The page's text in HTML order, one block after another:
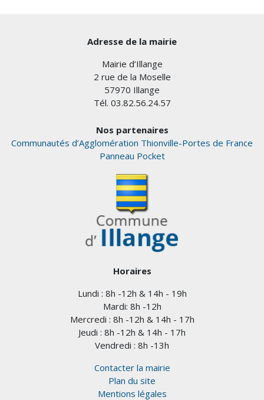
Adresse de la mairie
Mairie d’Illange
2 rue de la Moselle
57970 Illange
Tél. 03.82.56.24.57
Nos partenaires
Communautés d’Agglomération Thionville-Portes de France
Panneau Pocket
Horaires
Lundi : 8h -12h & 14h - 19h
Mardi: 8h -12h
Mercredi : 8h -12h & 14h - 17h
Jeudi : 8h -12h & 14h - 17h
Vendredi : 8h -13h
Contacter la mairie
Plan du site
Mentions légales